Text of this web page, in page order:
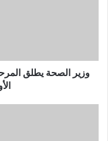
وزير الصحة يطلق